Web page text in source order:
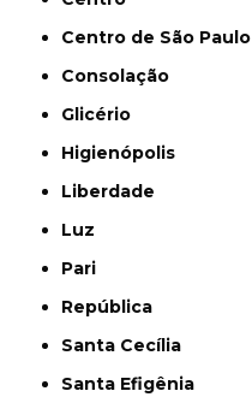
Centro de São Paulo
Consolação
Glicério
Higienópolis
Liberdade
Luz
Pari
República
Santa Cecília
Santa Efigênia